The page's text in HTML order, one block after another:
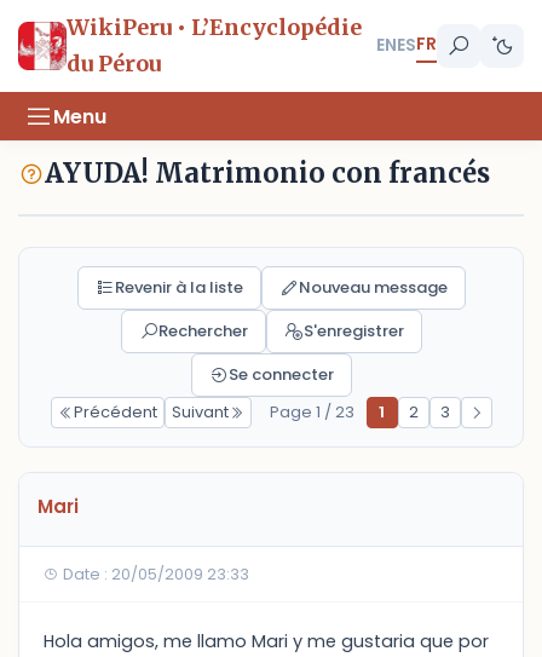
WikiPeru • L’Encyclopédie
du Pérou
ENESFR
Menu
AYUDA! Matrimonio con francés
Revenir à la liste
Nouveau message
Rechercher
S'enregistrer
Se connecter
Précédent
Suivant Page 1 / 23 1 2 3
Mari
Date : 20/05/2009 23:33
Hola amigos, me llamo Mari y me gustaria que por